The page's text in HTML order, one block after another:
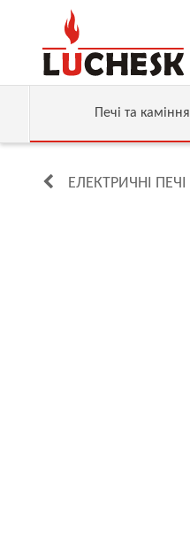
Печі та каміння
ЕЛЕКТРИЧНІ ПЕЧІ